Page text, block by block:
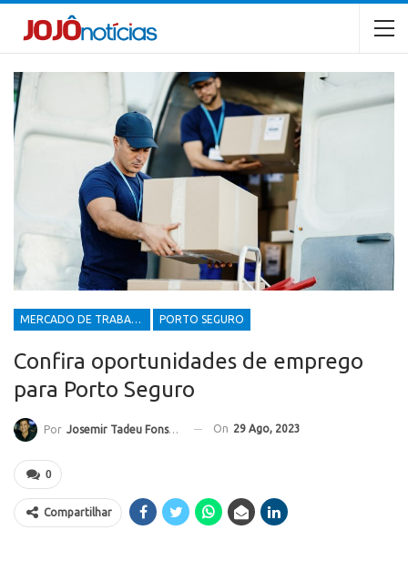
MERCADO DE TRABALHO PORTO SEGURO
Confira oportunidades de emprego
para Porto Seguro
Por Josemir Tadeu Fonseca On 29 Ago, 2023
0
Compartilhar